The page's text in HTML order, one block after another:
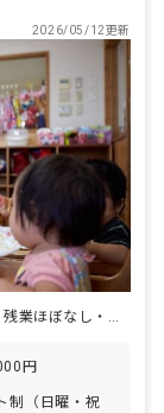
2026/05/12更新
子どもの笑顔と共に成長できる職場。残業ほぼなし・復帰率100％
円